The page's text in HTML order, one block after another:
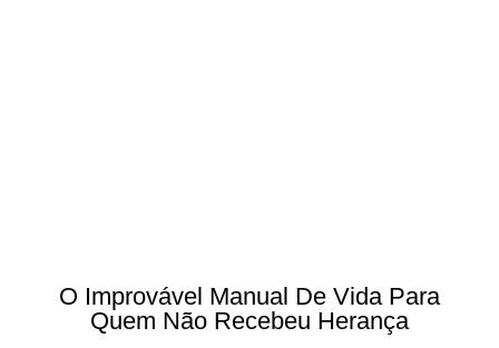
O Improvável Manual De Vida Para
Quem Não Recebeu Herança